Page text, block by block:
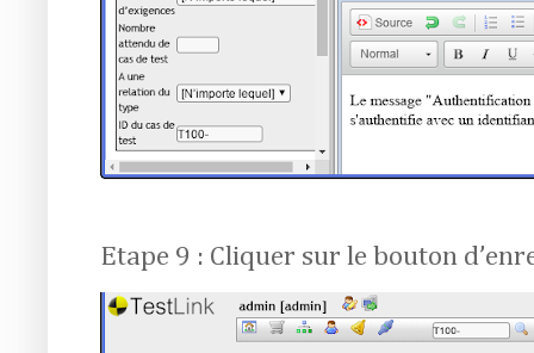
Etape 9 : Cliquer sur le bouton